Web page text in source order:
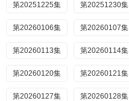
第20251225集 第20251230集
第20260106集 第20260107集
第20260113集 第20260114集
第20260120集 第20260121集
第20260127集 第20260128集